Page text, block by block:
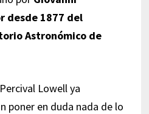
desde 1877 del
Astronómico de
Lowell ya
poner en duda nada de lo